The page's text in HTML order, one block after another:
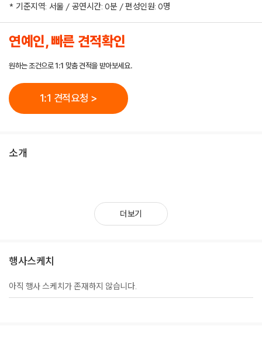
* 기준지역: 서울 / 공연시간: 0분 / 편성인원: 0명
연예인, 빠른 견적확인
원하는 조건으로 1:1 맞춤 견적을 받아보세요.
1:1 견적요청 >
소개
더보기
행사스케치
아직 행사 스케치가 존재하지 않습니다.